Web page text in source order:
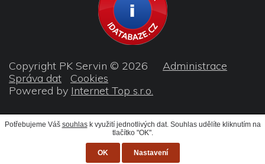
Copyright PK Servin © 2026 Administrace
Správa dat
Cookies
Powered by Internet Top s.r.o.
Potřebujeme Váš souhlask využití jednotlivých dat. Souhlas udělíte kliknutím na
tlačítko "OK".
OK Nastavení